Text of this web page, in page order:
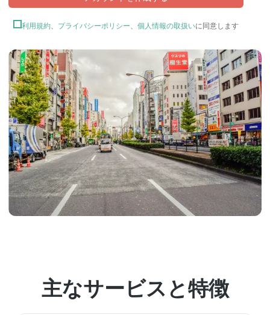
利用規約 プライバシーポリシー 個人情報の取扱いに同意します
主なサービスと特徴